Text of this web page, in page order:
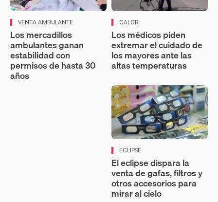
VENTA AMBULANTE
Los mercadillos
ambulantes ganan
estabilidad con
permisos de hasta 30
años
CALOR
Los médicos piden
extremar el cuidado de
los mayores ante las
altas temperaturas
ECLIPSE
El eclipse dispara la
venta de gafas, filtros y
otros accesorios para
mirar al cielo